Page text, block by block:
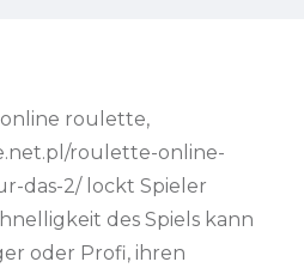
roulette,
roulette-online-
das-2/ lockt Spieler
des Spiels kann
oder Profi, ihren